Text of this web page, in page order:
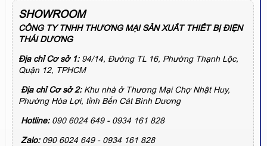
SHOWROOM
CÔNG TY TNHH THƯƠNG MẠI SẢN XUẤT THIẾT BỊ ĐIỆN
THÁI DƯƠNG
Địa chỉ Cơ sở 1: 94/14, Đường TL 16, Phường Thạnh Lộc,
Quận 12, TPHCM
Địa chỉ Cơ sở 2: Khu nhà ở Thương Mại Chợ Nhật Huy,
Phường Hòa Lợi, tỉnh Bến Cát Bình Dương
Hotline: 090 6024 649 - 0934 161 828
Zalo: 090 6024 649 - 0934 161 828